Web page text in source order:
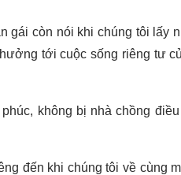
gái còn nói khi chúng tôi lấy
tới cuộc sống riêng tư
không bị nhà chồng
đến khi chúng tôi về cùng